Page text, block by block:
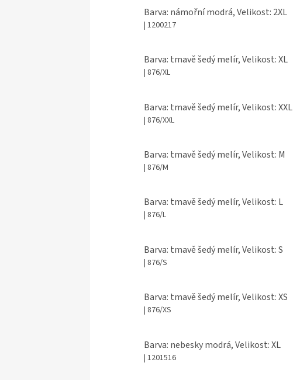
Barva: námořní modrá, Velikost: 2XL
| 1200217
Barva: tmavě šedý melír, Velikost: XL
| 876/XL
Barva: tmavě šedý melír, Velikost: XXL
| 876/XXL
Barva: tmavě šedý melír, Velikost: M
| 876/M
Barva: tmavě šedý melír, Velikost: L
| 876/L
Barva: tmavě šedý melír, Velikost: S
| 876/S
Barva: tmavě šedý melír, Velikost: XS
| 876/XS
Barva: nebesky modrá, Velikost: XL
| 1201516